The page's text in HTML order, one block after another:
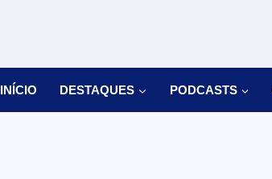
INÍCIO DESTAQUES PODCASTS